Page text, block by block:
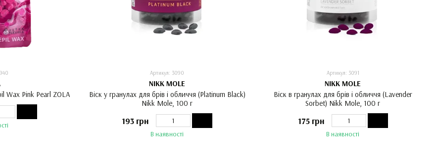
Wax Pink Pearl ZOLA
Артикул: 3090
NIKK MOLE
Віск у гранулах для брів і обличчя (Platinum Black)
Nikk Mole, 100 г
193 грн
В наявності
Артикул: 3091
NIKK MOLE
Віск в гранулах для брів і обличчя (Lavender
Sorbet) Nikk Mole, 100 г
175 грн
В наявності